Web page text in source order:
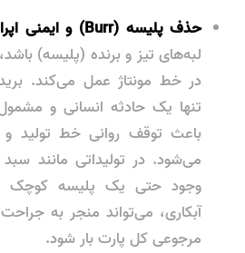
حذف پلیسه (Burr) و ایمنی اپراتور:
لبه‌های تیز و برنده (پلیسه)
در خط مونتاژ عمل می‌کند.
تنها یک حادثه انسانی و
باعث توقف روانی خط تولید
می‌شود. در تولیداتی مانند
وجود حتی یک پلیسه کوچک
آبکاری، می‌تواند منجر به
مرجوعی کل پارت بار شود.